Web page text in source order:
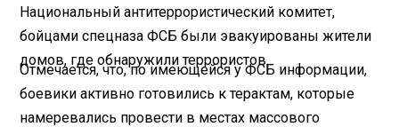
Национальный антитеррористический комитет,
бойцами спецназа ФСБ были эвакуированы жители
домов, где обнаружили террористов.
Отмечается, что, по имеющейся у ФСБ информации,
боевики активно готовились к терактам, которые
намеревались провести в местах массового